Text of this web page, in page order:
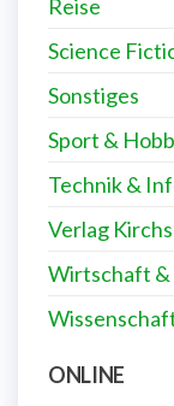
Reise
Science
Sonstiges
Sport &
Technik &
Verlag
Wirtschaft &
ONLINE